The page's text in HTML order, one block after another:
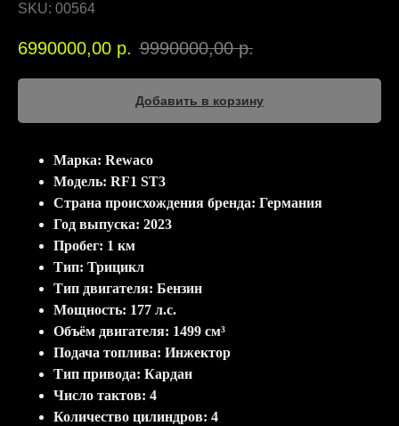
SKU: 00564
6990000,00 р. 9990000,00 р.
Добавить в корзину
Марка: Rewaco
Модель: RF1 ST3
Страна происхождения бренда: Германия
Год выпуска: 2023
Пробег: 1 км
Тип: Трицикл
Тип двигателя: Бензин
Мощность: 177 л.c.
Объём двигателя: 1499 см³
Подача топлива: Инжектор
Тип привода: Кардан
Число тактов: 4
Количество цилиндров: 4